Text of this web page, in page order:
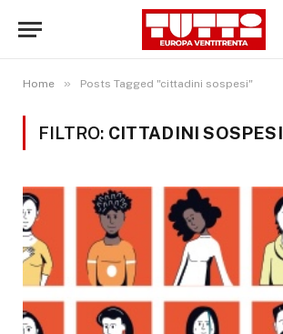
Home » Posts Tagged "cittadini sospesi"
FILTRO: CITTADINI SOSPESI